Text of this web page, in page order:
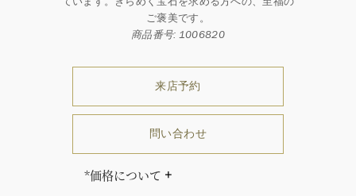
ご褒美です。
商品番号: 1006820
来店予約
問い合わせ
*価格について